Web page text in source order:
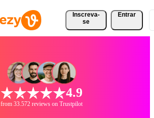
Inscreva-
se
Entrar
4.9
from 33.572 reviews on Trustpilot